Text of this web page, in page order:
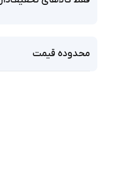
محدوده قیمت